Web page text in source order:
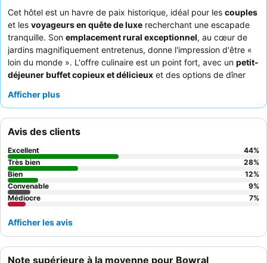
Cet hôtel est un havre de paix historique, idéal pour les couples
et les voyageurs en quête de luxe recherchant une escapade
tranquille. Son emplacement rural exceptionnel, au cœur de
jardins magnifiquement entretenus, donne l'impression d'être «
loin du monde ». L'offre culinaire est un point fort, avec un petit-
déjeuner buffet copieux et délicieux et des options de dîner
et serviable, qui contribue à une atmosphère positive. Pour une
donnant sur les jardins, car certains hébergements peuvent être
un peu datés.
Afficher plus
Note supérieure à la moyenne pour Bowral
Avis des clients
Excellent 44%
Très bien
28%
Bien
12%
Convenable
9%
Médiocre
7%
Afficher les avis